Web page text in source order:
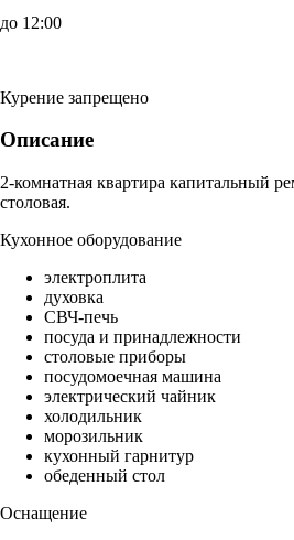
до 12:00
Курение запрещено
Описание
2-комнатная квартира капитальный
столовая.
Кухонное оборудование
электроплита
духовка
СВЧ-печь
посуда и принадлежности
столовые приборы
посудомоечная машина
электрический чайник
холодильник
морозильник
кухонный гарнитур
обеденный стол
Оснащение